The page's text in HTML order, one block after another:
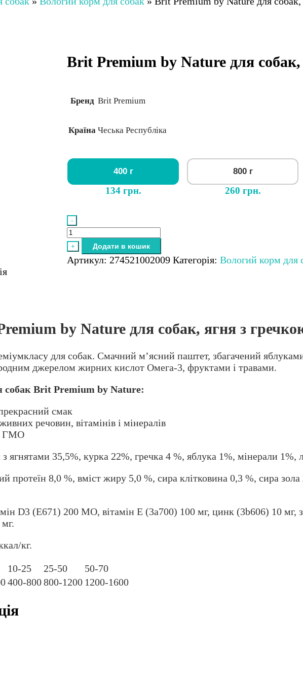
Brit Premium by Nature для
Бренд Brit Premium
Країна Чеська Республіка
400 г
134 грн.
800 г
260 грн.
-
Brit
Premium
by
Nature
гречкою
кількість
+ Додати в кошик
Артикул: 274521002009 Категорія:Вологий корм для
by Nature для собак, ягня з
для собак. Смачний м’ясний паштет, збагачений
джерелом жирних кислот Омега-3, фруктами і травами.
собак Brit Premium by Nature:
смак
речовин, вітамінів і мінералів
ГМО
ягнятами 35,5%, курка 22%, гречка 4 %, яблука 1%, мінерали 1%,
протеїн 8,0 %, вміст жиру 5,0 %, сира клітковина 0,3 %, сира
D3 (E671) 200 МО, вітамін E (3a700) 100 мг, цинк (3b606) 10 мг,
кг.
10-25 25-50
50-70
400-800800-1200 1200-1600